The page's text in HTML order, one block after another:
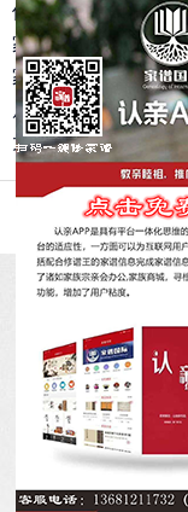
修谱王人性化功能
家谱国际丨网上祭
APP
(2020/3/25)
家谱国际丨家谱数
卢氏盐商卢绍绪后
太祖赵匡胤后裔｜
关于
关于国际家谱
关于我们
实习机会